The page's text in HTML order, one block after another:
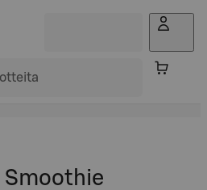
Smoothie